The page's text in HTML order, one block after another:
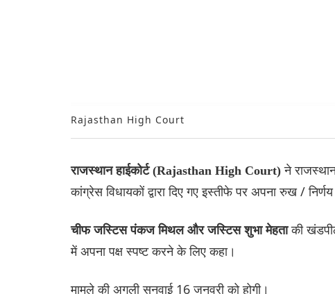
Rajasthan High Court
राजस्थान हाईकोर्ट (Rajasthan High Court) ने
कांग्रेस विधायकों द्वारा दिए गए इस्तीफे पर अपना रुख /
चीफ जस्टिस पंकज मिथल और जस्टिस शुभा मेहताकी
में अपना पक्ष स्पष्ट करने के लिए कहा।
मामले की अगली सुनवाई 16 जनवरी को होगी।